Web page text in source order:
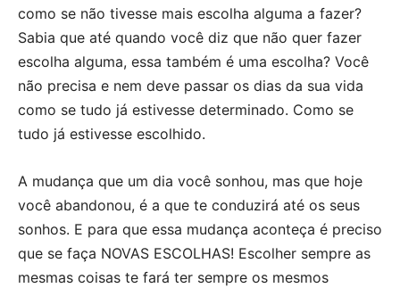
como se não tivesse mais escolha alguma a fazer?
Sabia que até quando você diz que não quer fazer
escolha alguma, essa também é uma escolha? Você
não precisa e nem deve passar os dias da sua vida
como se tudo já estivesse determinado. Como se
tudo já estivesse escolhido.
A mudança que um dia você sonhou, mas que hoje
você abandonou, é a que te conduzirá até os seus
sonhos. E para que essa mudança aconteça é preciso
que se faça NOVAS ESCOLHAS! Escolher sempre as
mesmas coisas te fará ter sempre os mesmos